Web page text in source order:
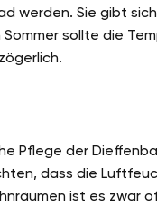
werden. Sie gibt
sollte die
Pflege der
dass die
ist es zwar